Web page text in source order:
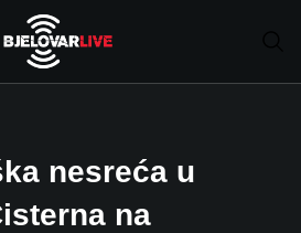
nesreća u
na